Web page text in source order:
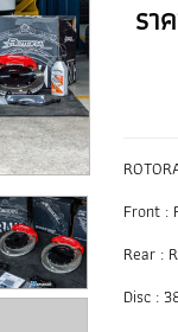
รา
Front :
Rear :
Disc :